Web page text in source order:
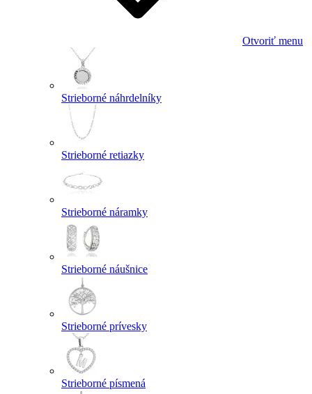
Otvoriť menu
Strieborné náhrdelníky
Strieborné retiazky
Strieborné náramky
Strieborné náušnice
Strieborné prívesky
Strieborné písmená